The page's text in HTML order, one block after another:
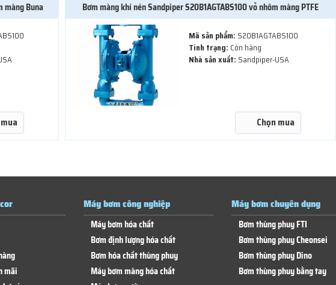
màng Buna Bơm màng khí nén Sandpiper S20B1AGTABS100 vỏ nhôm màng PTFE
Mã sản phẩm: S20B1AGTABS100
Tình trạng: Còn hàng
Nhà sản xuất: Sandpiper-USA
Chọn mua
mãi
Máy bơm công nghiệp
Máy bơm hóa chất
Bơm định lượng hóa chất
Bơm hóa chất thùng phuy
Máy bơm màng hóa chất
Máy bơm chuyên dụng
Bơm thùng phuy FTI
Bơm thùng phuy Cheonsei
Bơm thùng phuy Dino
Bơm thùng phuy bằng tay